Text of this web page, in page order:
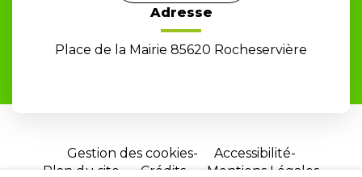
Adresse
Place de la Mairie 85620 Rocheservière
Gestion des cookies
Accessibilité
Plan du site
Crédits Mentions Légales